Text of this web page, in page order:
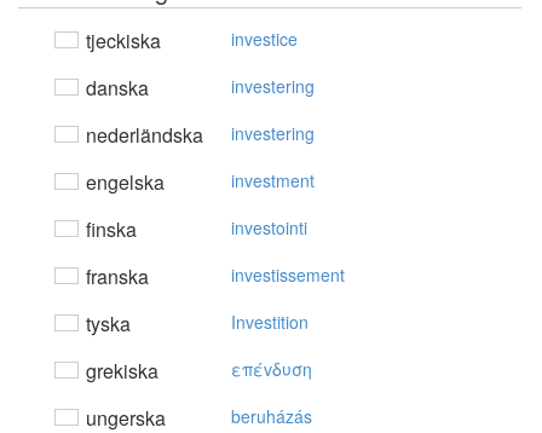
tjeckiska investice
danska investering
nederländska investering
engelska investment
finska investointi
franska investissement
tyska Investition
grekiska επέvδυση
ungerska beruházás